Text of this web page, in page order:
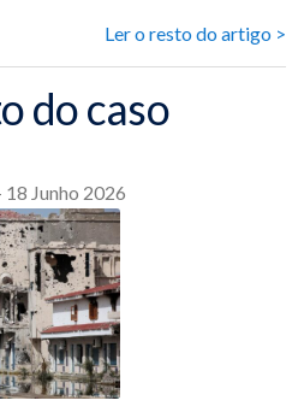
Ler o resto do artigo >
do caso
Junho 2026